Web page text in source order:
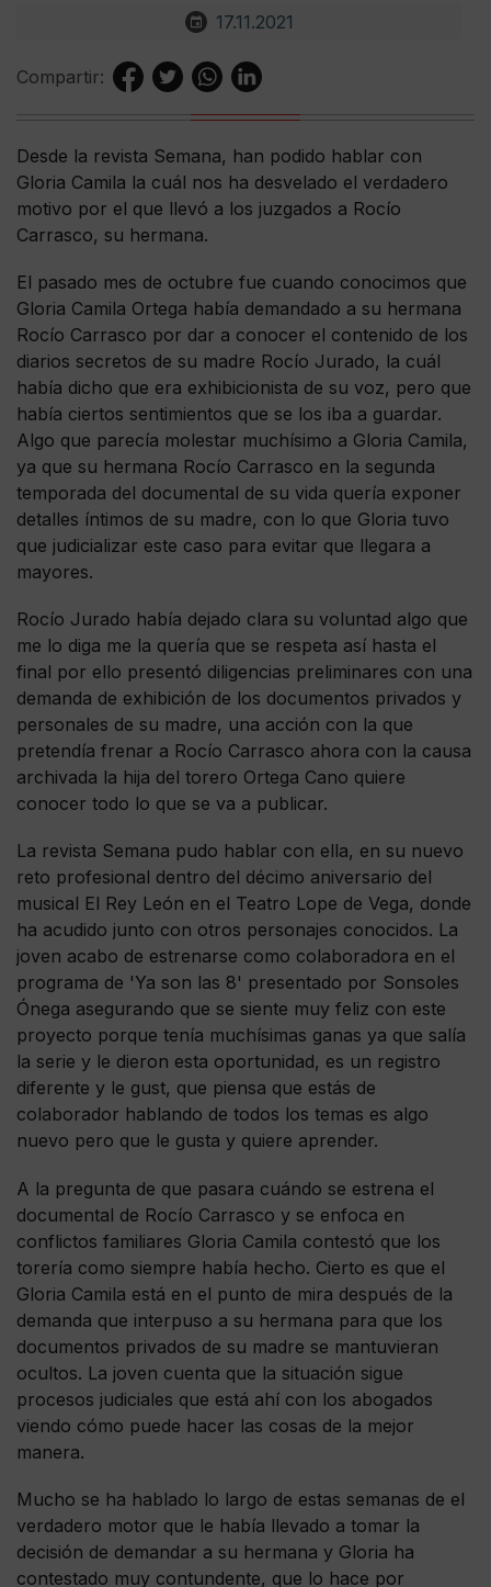
17.11.2021
Compartir:
Desde la revista Semana, han podido hablar con
Gloria Camila la cuál nos ha desvelado el verdadero
motivo por el que llevó a los juzgados a Rocío
Carrasco, su hermana.
El pasado mes de octubre fue cuando conocimos que
Gloria Camila Ortega había demandado a su hermana
Rocío Carrasco por dar a conocer el contenido de los
diarios secretos de su madre Rocío Jurado, la cuál
había dicho que era exhibicionista de su voz, pero que
había ciertos sentimientos que se los iba a guardar.
Algo que parecía molestar muchísimo a Gloria Camila,
ya que su hermana Rocío Carrasco en la segunda
temporada del documental de su vida quería exponer
detalles íntimos de su madre, con lo que Gloria tuvo
que judicializar este caso para evitar que llegara a
mayores.
Rocío Jurado había dejado clara su voluntad algo que
me lo diga me la quería que se respeta así hasta el
final por ello presentó diligencias preliminares con una
demanda de exhibición de los documentos privados y
personales de su madre, una acción con la que
pretendía frenar a Rocío Carrasco ahora con la causa
archivada la hija del torero Ortega Cano quiere
conocer todo lo que se va a publicar.
La revista Semana pudo hablar con ella, en su nuevo
reto profesional dentro del décimo aniversario del
musical El Rey León en el Teatro Lope de Vega, donde
ha acudido junto con otros personajes conocidos. La
joven acabo de estrenarse como colaboradora en el
programa de 'Ya son las 8' presentado por Sonsoles
Ónega asegurando que se siente muy feliz con este
proyecto porque tenía muchísimas ganas ya que salía
la serie y le dieron esta oportunidad, es un registro
diferente y le gust, que piensa que estás de
colaborador hablando de todos los temas es algo
nuevo pero que le gusta y quiere aprender.
A la pregunta de que pasara cuándo se estrena el
documental de Rocío Carrasco y se enfoca en
conflictos familiares Gloria Camila contestó que los
torería como siempre había hecho. Cierto es que el
Gloria Camila está en el punto de mira después de la
demanda que interpuso a su hermana para que los
documentos privados de su madre se mantuvieran
ocultos. La joven cuenta que la situación sigue
procesos judiciales que está ahí con los abogados
viendo cómo puede hacer las cosas de la mejor
manera.
Mucho se ha hablado lo largo de estas semanas de el
verdadero motor que le había llevado a tomar la
decisión de demandar a su hermana y Gloria ha
contestado muy contundente, que lo hace por